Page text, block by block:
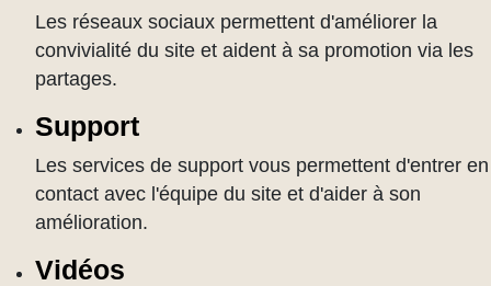
Les réseaux sociaux permettent d'améliorer la
convivialité du site et aident à sa promotion via les
partages.
Support
Les services de support vous permettent d'entrer en
contact avec l'équipe du site et d'aider à son
amélioration.
Vidéos